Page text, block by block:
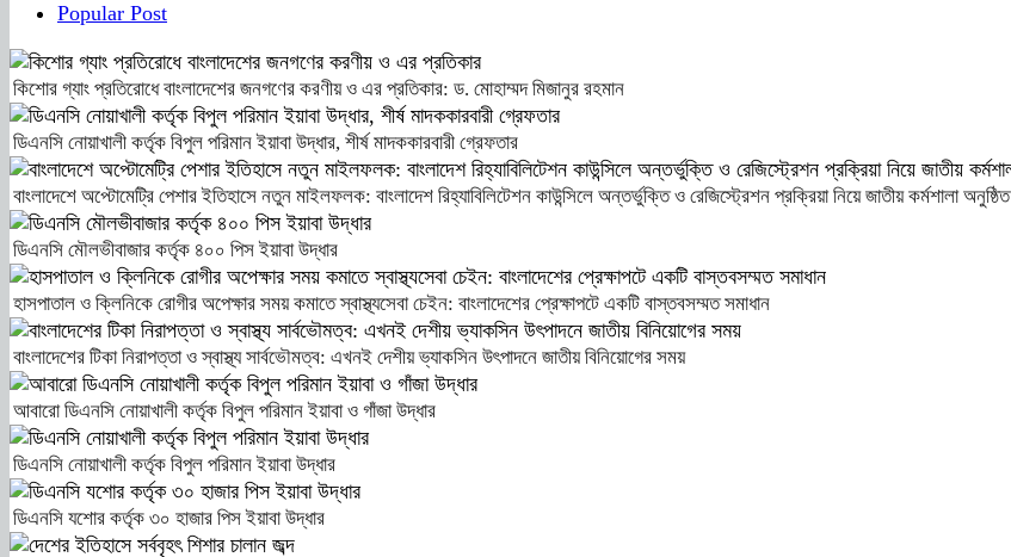
Popular Post
কিশোর গ্যাং প্রতিরোধে বাংলাদেশের জনগণের করণীয় ও এর প্রতিকার: ড. মোহাম্মদ মিজানুর রহমান
ডিএনসি নোয়াখালী কর্তৃক বিপুল পরিমান ইয়াবা উদ্ধার, শীর্ষ মাদককারবারী গ্রেফতার
বাংলাদেশে অপ্টোমেট্রি পেশার ইতিহাসে নতুন মাইলফলক: বাংলাদেশ রিহ্যাবিলিটেশন কাউন্সিলে অন্তর্ভুক্তি ও রেজিস্ট্রেশন প্রক্রিয়া নিয়ে জাতীয় কর্মশালা অনুষ্ঠিত
ডিএনসি মৌলভীবাজার কর্তৃক ৪০০ পিস ইয়াবা উদ্ধার
হাসপাতাল ও ক্লিনিকে রোগীর অপেক্ষার সময় কমাতে স্বাস্থ্যসেবা চেইন: বাংলাদেশের প্রেক্ষাপটে একটি বাস্তবসম্মত সমাধান
বাংলাদেশের টিকা নিরাপত্তা ও স্বাস্থ্য সার্বভৌমত্ব: এখনই দেশীয় ভ্যাকসিন উৎপাদনে জাতীয় বিনিয়োগের সময়
আবারো ডিএনসি নোয়াখালী কর্তৃক বিপুল পরিমান ইয়াবা ও গাঁজা উদ্ধার
ডিএনসি নোয়াখালী কর্তৃক বিপুল পরিমান ইয়াবা উদ্ধার
ডিএনসি যশোর কর্তৃক ৩০ হাজার পিস ইয়াবা উদ্ধার